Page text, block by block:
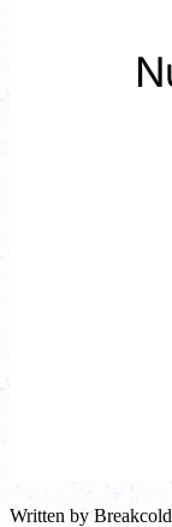
Written by Breakcold